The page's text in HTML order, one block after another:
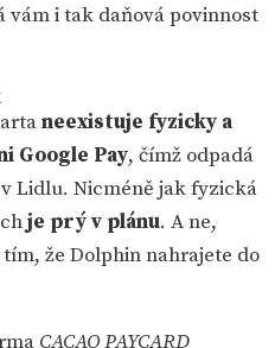
vám i tak daňová povinnost
neexistuje fyzicky a
Google Pay, čímž odpadá
Lidlu. Nicméně jak fyzická
je prý v plánu. A ne,
že Dolphin nahrajete do
CACAO PAYCARD